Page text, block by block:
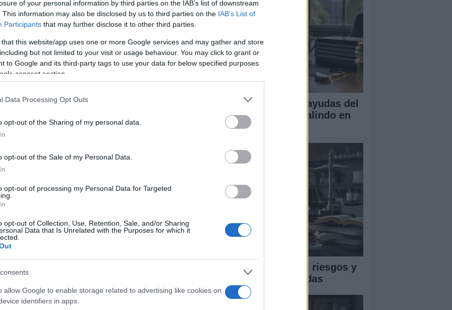
of your personal information by third parties on the IAB’s list of downstream
This information may also be disclosed by us to third parties on the IAB’s List of
Participants that may further disclose it to other third parties.
that this website/app uses one or more Google services and may gather and store
but not limited to your visit or usage behaviour. You may click to grant or
to Google and its third-party tags to use your data for below specified purposes
consent section.
Data Processing Opt Outs
opt-out of the Sharing of my personal data.
opt-out of the Sale of my Personal Data.
opt-out of processing my Personal Data for Targeted
opt-out of Collection, Use, Retention, Sale, and/or Sharing
Data that Is Unrelated with the Purposes for which it
allow Google to enable storage related to advertising like cookies on
identifiers in apps.
simples parecidos con sus homólogos.
feliz idea de disfrazar al icono de Marvel de estrella
de Joe Quesada para revitalizar al personaje o una
Sega mantuvo los derechos de
y la compañía no ha movido un dedo por
The revengeofShinobien condiciones.
del trepamuros en el juego era uno de los
UJA obtiene cuatro ayudas del
programa Beatriz Galindo en
2026
Ética en IA: marcos, riesgos y
mitigaciones aplicadas